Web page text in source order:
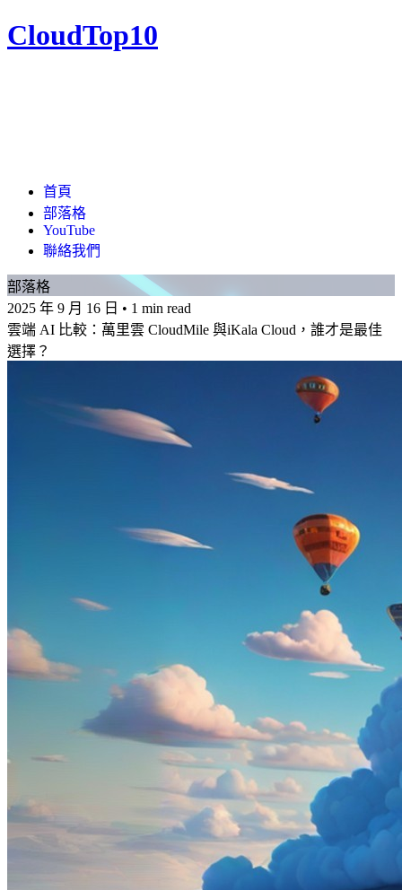
CloudTop10
首頁
部落格
YouTube
聯絡我們
部落格
2025 年 9 月 16 日 • 1 min read
雲端 AI 比較：萬里雲 CloudMile 與iKala Cloud，誰才是最佳
選擇？